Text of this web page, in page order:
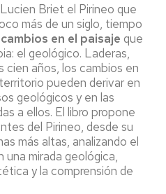
Briet el Pirineo que
más de un siglo, tiempo
cambios en el paisaje que
el geológico. Laderas,
cien años, los cambios en
pueden derivar en
geológicos y en las
a ellos. El libro propone
del Pirineo, desde su
más altas, analizando el
una mirada geológica,
y la comprensión de